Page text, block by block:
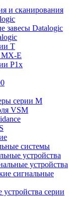
и сканирования
завесы Datalogic
T
MX-E
P1x
серии M
VSM
системы
устройства
устройства
сигнальные
серии